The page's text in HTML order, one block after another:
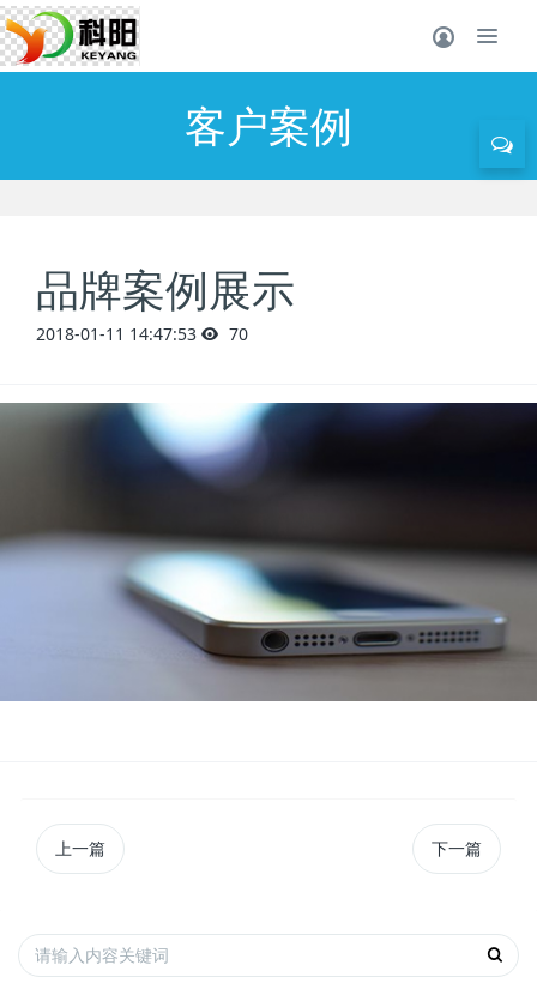
客户案例
品牌案例展示
2018-01-11 14:47:53 70
上一篇 下一篇